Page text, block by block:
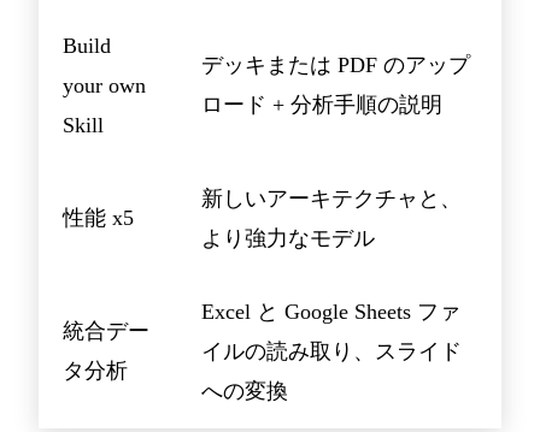
Build
your own
Skill
デッキまたは PDF のアップ
ロード + 分析手順の説明
性能 x5
新しいアーキテクチャと、
より強力なモデル
統合デー
タ分析
Excel と Google Sheets ファ
イルの読み取り、スライド
への変換